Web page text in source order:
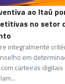
ao Itaú
no setor
integralmente
em
carteiras digitais